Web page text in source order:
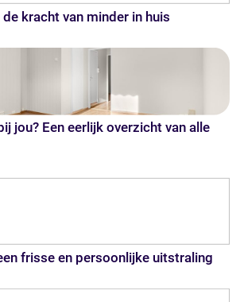
kracht van minder in huis
jou? Een eerlijk overzicht van alle
frisse en persoonlijke uitstraling